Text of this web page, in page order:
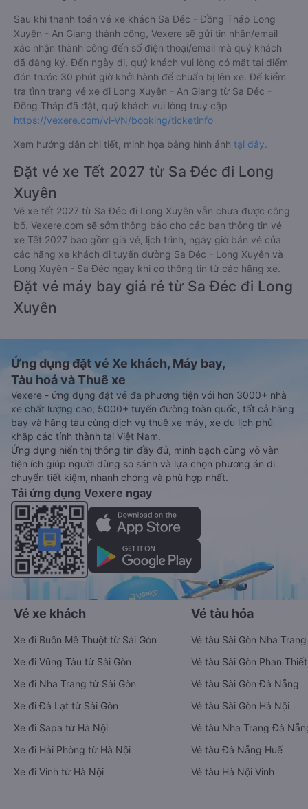
Sau khi thanh toán vé xe khách Sa Đéc - Đồng Tháp Long
Xuyên - An Giang thành công, Vexere sẽ gửi tin nhắn/email
xác nhận thành công đến số điện thoại/email mà quý khách
đã đăng ký. Đến ngày đi, quý khách vui lòng có mặt tại điểm
đón trước 30 phút giờ khởi hành để chuẩn bị lên xe. Để kiểm
tra tình trạng vé xe đi Long Xuyên - An Giang từ Sa Đéc -
Đồng Tháp đã đặt, quý khách vui lòng truy cập
https://vexere.com/vi-VN/booking/ticketinfo
Xem hướng dẫn chi tiết, minh họa bằng hình ảnh tại đây.
Đặt vé xe Tết 2027 từ Sa Đéc đi Long
Xuyên
Vé xe tết 2027 từ Sa Đéc đi Long Xuyên vẫn chưa được công
bố. Vexere.com sẽ sớm thông báo cho các bạn thông tin vé
xe Tết 2027 bao gồm giá vé, lịch trình, ngày giờ bán vé của
các hãng xe khách đi tuyến đường Sa Đéc - Long Xuyên và
Long Xuyên - Sa Đéc ngay khi có thông tin từ các hãng xe.
Đặt vé máy bay giá rẻ từ Sa Đéc đi Long
Xuyên
Ứng dụng đặt vé Xe khách, Máy bay,
Tàu hoả và Thuê xe
Vexere - ứng dụng đặt vé đa phương tiện với hơn 3000+ nhà
xe chất lượng cao, 5000+ tuyến đường toàn quốc, tất cả hãng
bay và hãng tàu cùng dịch vụ thuê xe máy, xe du lịch phủ
khắp các tỉnh thành tại Việt Nam.
Ứng dụng hiển thị thông tin đầy đủ, minh bạch cùng vô vàn
tiện ích giúp người dùng so sánh và lựa chọn phương án di
chuyển tiết kiệm, nhanh chóng và phù hợp nhất.
Tải ứng dụng Vexere ngay
Vé xe khách
Xe đi Buôn Mê Thuột từ Sài Gòn
Xe đi Vũng Tàu từ Sài Gòn
Xe đi Nha Trang từ Sài Gòn
Xe đi Đà Lạt từ Sài Gòn
Xe đi Sapa từ Hà Nội
Xe đi Hải Phòng từ Hà Nội
Xe đi Vinh từ Hà Nội
Vé tàu hỏa
Vé tàu Sài Gòn Nha Trang
Vé tàu Sài Gòn Phan Thiết
Vé tàu Sài Gòn Đà Nẵng
Vé tàu Sài Gòn Hà Nội
Vé tàu Nha Trang Đà
Vé tàu Đà Nẵng Huế
Vé tàu Hà Nội Vinh